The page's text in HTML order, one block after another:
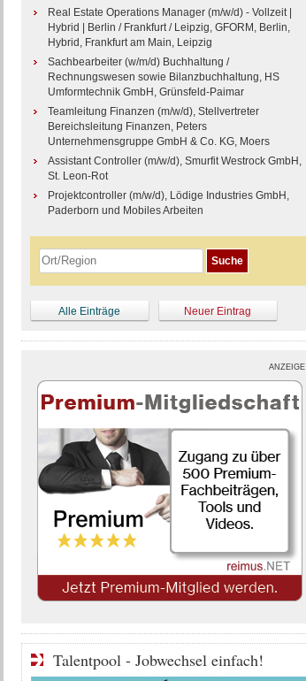
Real Estate Operations Manager (m/w/d) - Vollzeit |
Hybrid | Berlin / Frankfurt / Leipzig, GFORM, Berlin,
Hybrid, Frankfurt am Main, Leipzig
Sachbearbeiter (w/m/d) Buchhaltung /
Rechnungswesen sowie Bilanzbuchhaltung, HS
Umformtechnik GmbH, Grünsfeld-Paimar
Teamleitung Finanzen (m/w/d), Stellvertreter
Bereichsleitung Finanzen, Peters
Unternehmensgruppe GmbH & Co. KG, Moers
Assistant Controller (m/w/d), Smurfit Westrock GmbH,
St. Leon-Rot
Projektcontroller (m/w/d), Lödige Industries GmbH,
Paderborn und Mobiles Arbeiten
Alle Einträge Neuer Eintrag
ANZEIGE
Talentpool - Jobwechsel einfach!